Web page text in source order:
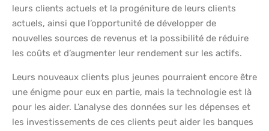
leurs clients actuels et la progéniture de leurs clients
actuels, ainsi que l’opportunité de développer de
nouvelles sources de revenus et la possibilité de réduire
les coûts et d’augmenter leur rendement sur les actifs.
Leurs nouveaux clients plus jeunes pourraient encore être
une énigme pour eux en partie, mais la technologie est là
pour les aider. L’analyse des données sur les dépenses et
les investissements de ces clients peut aider les banques